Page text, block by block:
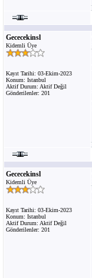
Gececekinsl
Kidemli Üye
Kayıt Tarihi: 03-Ekim-2023
Konum: Istanbul
Aktif Durum: Aktif Değil
Gönderilenler: 201
Gececekinsl
Kidemli Üye
Kayıt Tarihi: 03-Ekim-2023
Konum: Istanbul
Aktif Durum: Aktif Değil
Gönderilenler: 201